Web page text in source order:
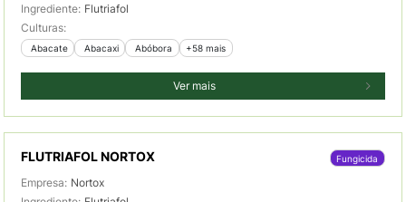
Ingrediente: Flutriafol
Culturas:
Abacate Abacaxi Abóbora +58 mais
Ver mais
FLUTRIAFOL NORTOX Fungicida
Empresa: Nortox